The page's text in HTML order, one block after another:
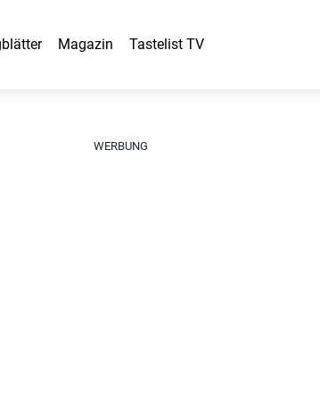
Magazin Tastelist TV
WERBUNG